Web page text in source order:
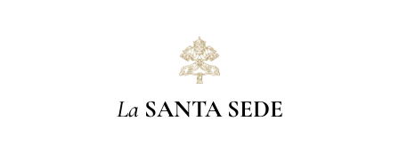
La SANTA SEDE